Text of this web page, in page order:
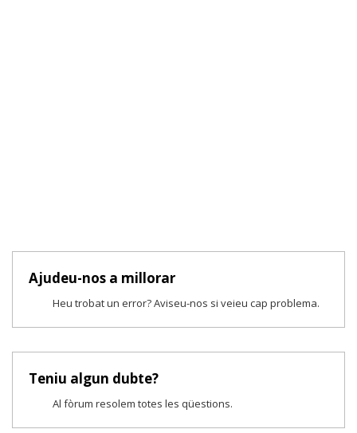
Ajudeu-nos a millorar
Heu trobat un error? Aviseu-nos si veieu cap problema.
Teniu algun dubte?
Al fòrum resolem totes les qüestions.